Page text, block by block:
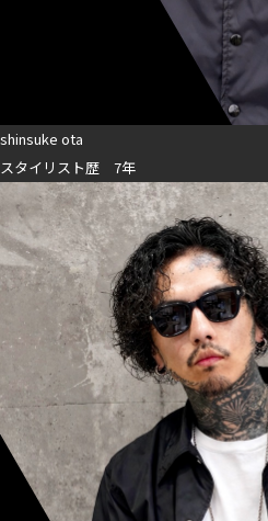
shinsuke ota
スタイリスト歴 7年